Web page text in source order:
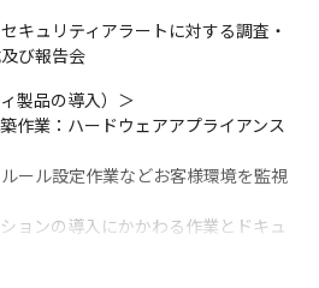
キュリティアラートに対する調査・
び報告会
製品の導入）＞
作業：ハードウェアアプライアンス
ル設定作業などお客様環境を監視
ンの導入にかかわる作業とドキュ